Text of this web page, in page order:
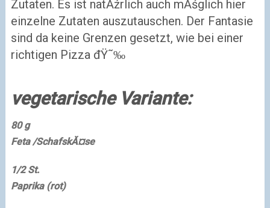
Zutaten. Es ist natĂźrlich auch mĂśglich hier
einzelne Zutaten auszutauschen. Der Fantasie
sind da keine Grenzen gesetzt, wie bei einer
richtigen Pizza đŸ˜‰
vegetarische Variante:
80 g
Feta /SchafskĂ¤se
1/2 St.
Paprika (rot)